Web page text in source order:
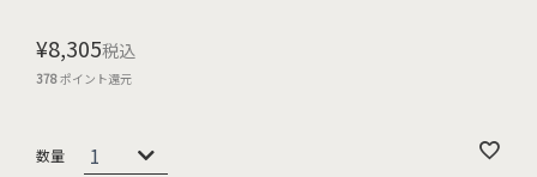
¥8,305税込
378ポイント還元